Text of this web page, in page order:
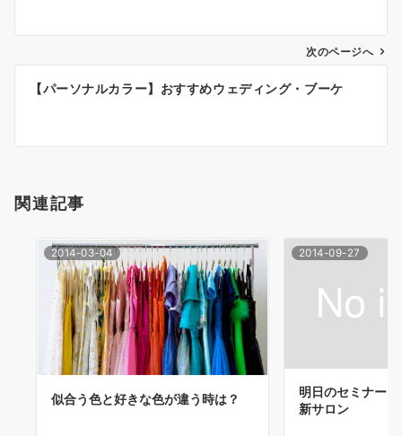
シ
ン
次のページへ
【パーソナルカラー】おすすめウェディング・ブーケ
関連記事
2014-03-04
似合う色と好きな色が違う時は？
2014-09-27
明日のセミナー
新サロン